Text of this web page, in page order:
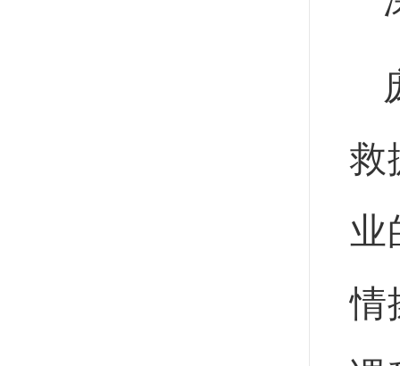
救
业
情